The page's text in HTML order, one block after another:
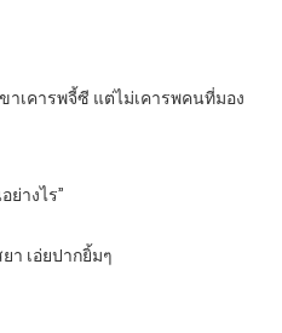
เคารพจี้ซี แต่ไม่เคารพคนที่มอง
างไร”
า เอ่ยปากยิ้มๆ